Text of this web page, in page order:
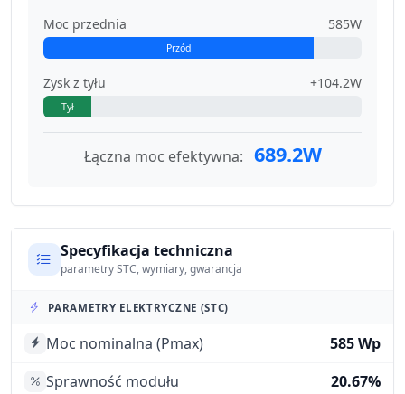
Moc przednia
585W
Przód
Zysk z tyłu +104.2W
Tył
Łączna moc efektywna: 689.2W
Specyfikacja techniczna
parametry STC, wymiary, gwarancja
PARAMETRY ELEKTRYCZNE (STC)
Moc nominalna (Pmax)
585 Wp
Sprawność modułu
20.67%